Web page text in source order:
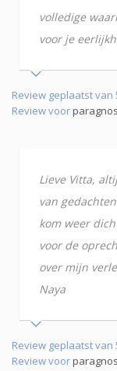
volledige
voor je
Review geplaatst van
Review voor
Lieve Vitta,
van
kom weer
voor de
over mijn
Naya
Review geplaatst van
Review voor